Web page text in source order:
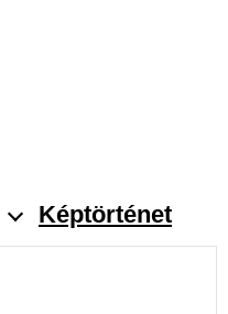
Képtörténet